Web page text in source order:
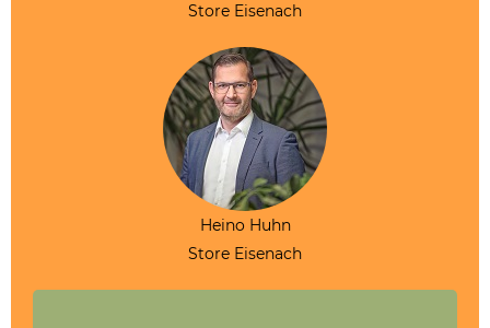
Store Eisenach
Heino Huhn
Store Eisenach